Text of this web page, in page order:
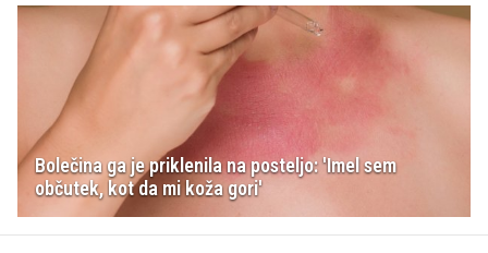
Bolečina ga je priklenila na posteljo: 'Imel sem
občutek, kot da mi koža gori'